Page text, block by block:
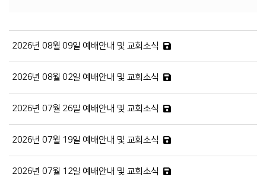
2026년 08월 09일 예배안내 및 교회소식
2026년 08월 02일 예배안내 및 교회소식
2026년 07월 26일 예배안내 및 교회소식
2026년 07월 19일 예배안내 및 교회소식
2026년 07월 12일 예배안내 및 교회소식